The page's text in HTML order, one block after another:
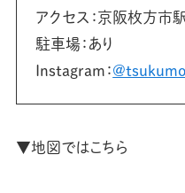
アクセス：京阪枚方市
駐車場：あり
Instagram：
▼地図ではこちら